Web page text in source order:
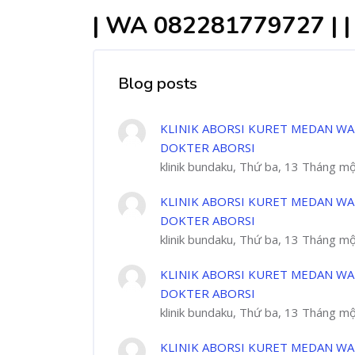
| WA 082281779727 | |
Blog posts
KLINIK ABORSI KURET MEDAN
DOKTER ABORSI
klinik bundaku, Thứ ba, 13 Tháng
KLINIK ABORSI KURET MEDAN
DOKTER ABORSI
klinik bundaku, Thứ ba, 13 Tháng
KLINIK ABORSI KURET MEDAN
DOKTER ABORSI
klinik bundaku, Thứ ba, 13 Tháng
KLINIK ABORSI KURET MEDAN